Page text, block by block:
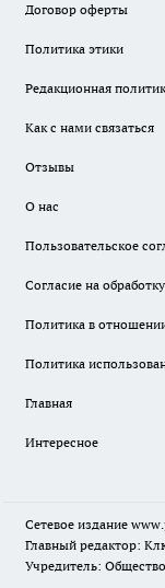
Договор оферты
Политика этики
Редакционная
Как с нами связаться
Отзывы
О нас
Пользовательское
Согласие на
Политика в
Политика
Главная
Интересное
Сетевое издание
Главный редактор:
Учредитель: